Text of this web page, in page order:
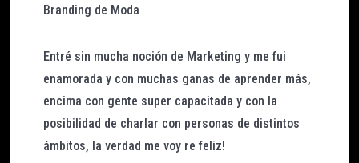
Branding de Moda
Entré sin mucha noción de Marketing y me fui
enamorada y con muchas ganas de aprender más,
encima con gente super capacitada y con la
posibilidad de charlar con personas de distintos
ámbitos, la verdad me voy re feliz!